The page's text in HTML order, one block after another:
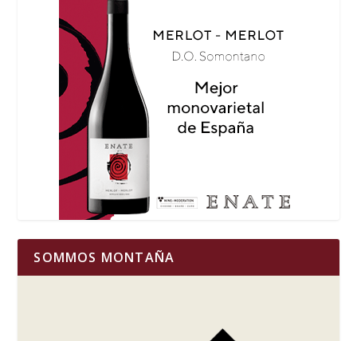
SOMMOS MONTAÑA